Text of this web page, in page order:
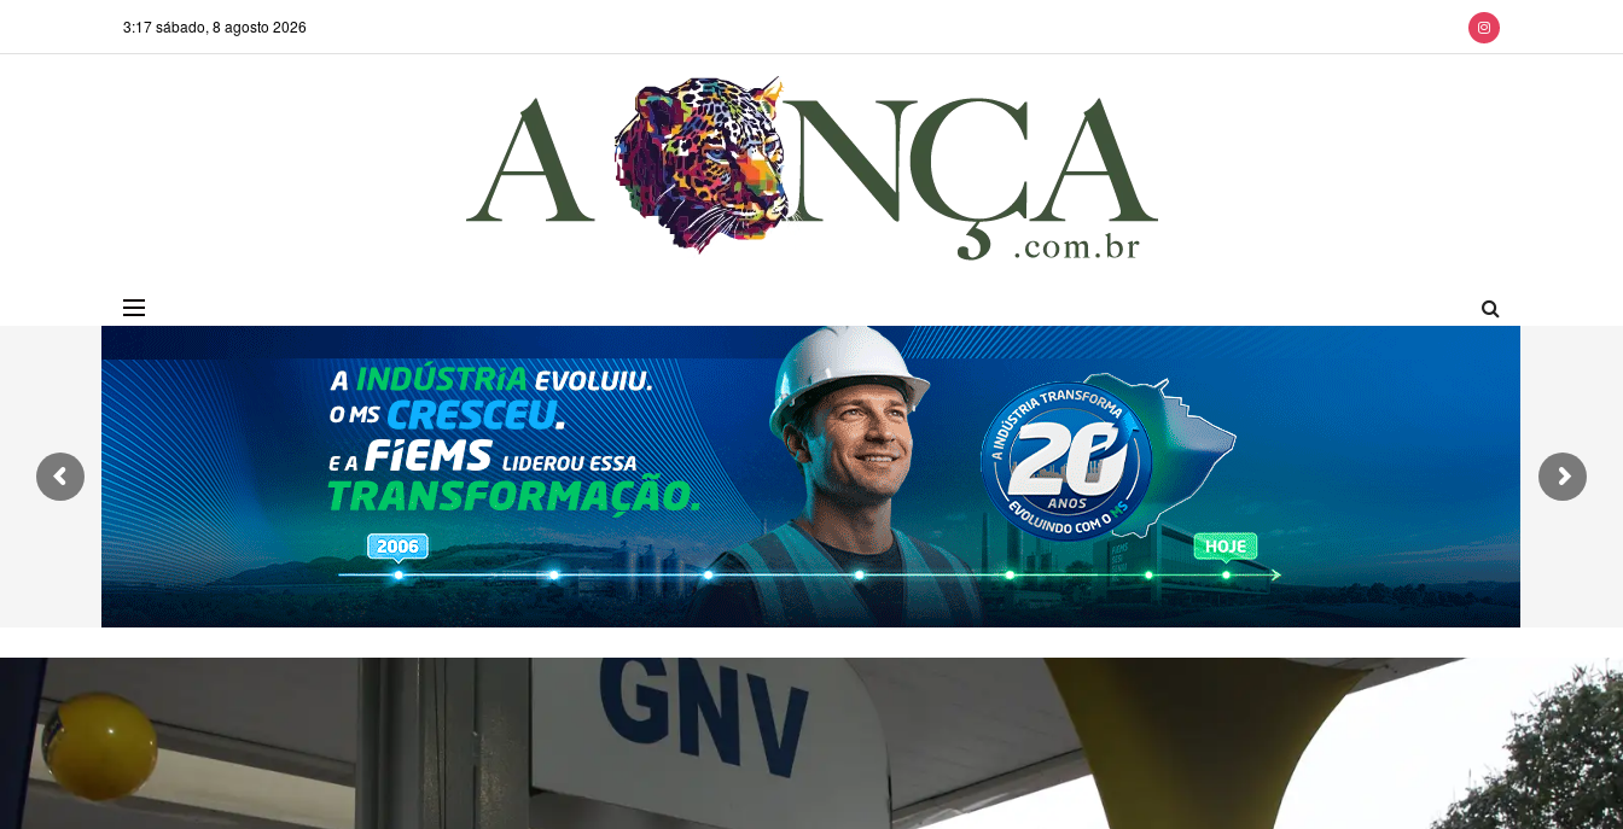
3:17 sábado, 8 agosto 2026